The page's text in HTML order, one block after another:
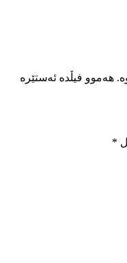
هەموو فیڵدە ئەستێرە
*